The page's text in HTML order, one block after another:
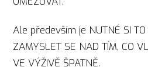
Ale především je NUTNÉ SI TO
ZAMYSLET SE NAD TÍM, CO
VE VÝŽIVĚ ŠPATNĚ.